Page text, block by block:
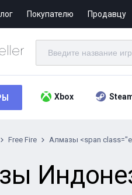
Покупателю Продавцу
Xbox
Free Fire Алмазы <span